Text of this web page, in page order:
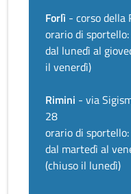
Forlì - corso della
orario di sportello:
dal lunedì al
il venerdì)
Rimini - via
28
orario di sportello:
dal martedì al
(chiuso il lunedì)